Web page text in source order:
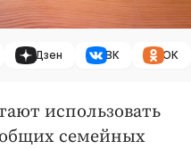
Дзен ВК ОК
использовать
семейных